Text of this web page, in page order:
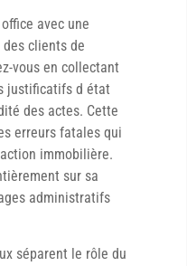
avec une
clients de
vous en collectant
justificatifs d état
des actes. Cette
erreurs fatales qui
immobilière.
sur sa
administratifs
séparent le rôle du